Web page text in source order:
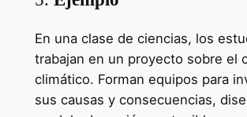
En una clase de ciencias, los
trabajan en un proyecto sobre el
climático. Forman equipos para
sus causas y consecuencias,